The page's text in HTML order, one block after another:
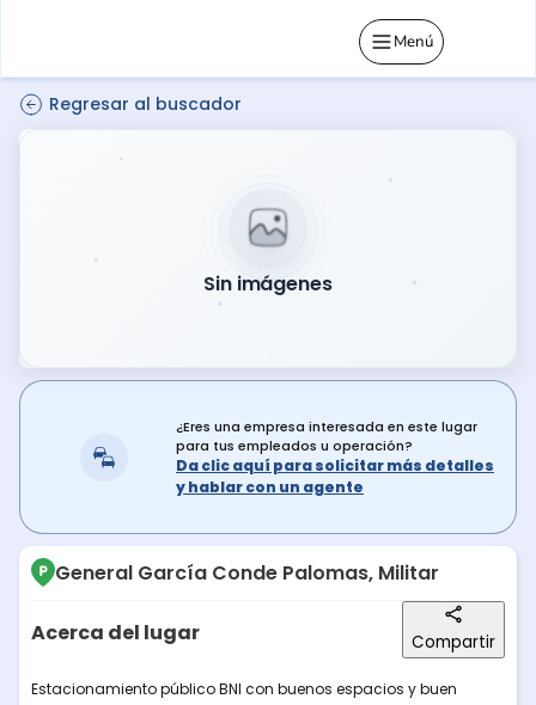
Menú
Regresar al buscador
Sin imágenes
¿Eres una empresa interesada en este lugar
para tus empleados u operación?
Da clic aquí para solicitar más detalles
y hablar con un agente
General García Conde Palomas, Militar
Acerca del lugar Compartir
Descripción del lugar
Estacionamiento público BNI con buenos espacios y buen